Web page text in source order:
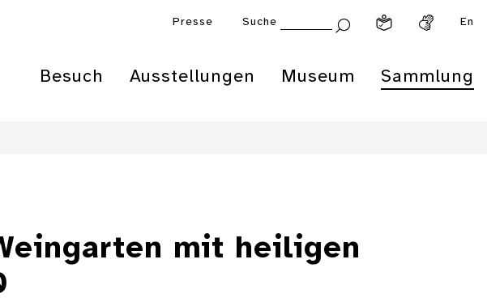
Presse Suche En
Besuch Ausstellungen Museum Sammlung
mit heiligen